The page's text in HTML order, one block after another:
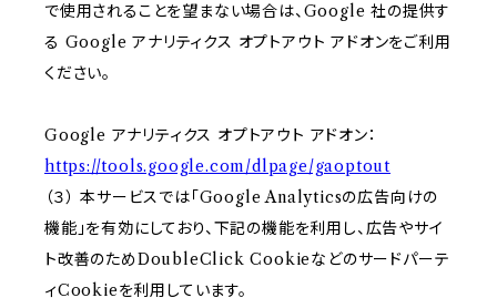
で使用されることを望まない場合は、Google 社の提供す
る Google アナリティクス オプトアウト アドオンをご利用
ください。
Google アナリティクス オプトアウト アドオン：
https://tools.google.com/dlpage/gaoptout
（３） 本サービスでは「Google Analyticsの広告向けの
機能」を有効にしており、下記の機能を利用し、広告やサイ
ト改善のためDoubleClick Cookieなどのサードパーテ
ィCookieを利用しています。